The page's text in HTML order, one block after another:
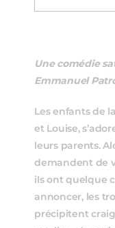
Une comédie
Emmanuel
Les enfants de
et Louise,
leurs parents.
demandent de
ils ont quelque
annoncer, les
précipitent